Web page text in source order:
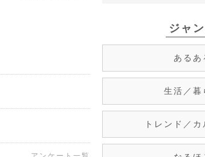
ジャ
あるあ
生活／暮
トレンド／カ